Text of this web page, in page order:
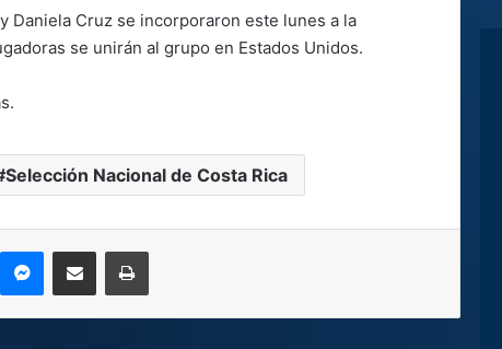
Daniela Cruz se incorporaron este lunes a la
se unirán al grupo en Estados Unidos.
Selección Nacional de Costa Rica
MessengerCompartir por correo electrónicoImprimir